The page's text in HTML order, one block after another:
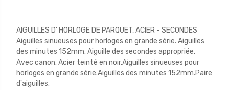
AIGUILLES D' HORLOGE DE PARQUET, ACIER - SECONDES
Aiguilles sinueuses pour horloges en grande série. Aiguilles
des minutes 152mm. Aiguille des secondes appropriée.
Avec canon. Acier teinté en noir.Aiguilles sinueuses pour
horloges en grande série.Aiguilles des minutes 152mm.Paire
d'aiguilles.